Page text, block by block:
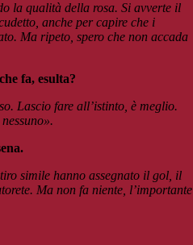
la qualità della rosa. Si avverte il
anche per capire che i
Ma ripeto, spero che non accada
fa, esulta?
Lascio fare all’istinto, è meglio.
simile hanno assegnato il gol, il
Ma non fa niente, l’importante